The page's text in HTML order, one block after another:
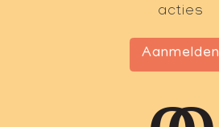
acties
Aanmelden